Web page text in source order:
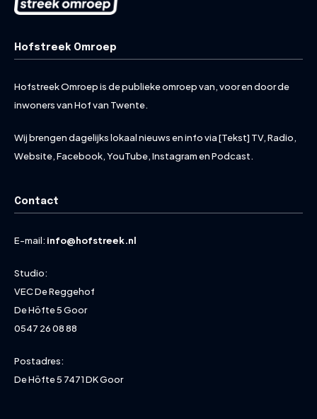
Hofstreek Omroep
Hofstreek Omroep is de publieke omroep van, voor en door de
inwoners van Hof van Twente.
Wij brengen dagelijks lokaal nieuws en info via [Tekst] TV, Radio,
Website, Facebook, YouTube, Instagram en Podcast.
Contact
E-mail: info@hofstreek.nl
Studio:
VEC De Reggehof
De Höfte 5 Goor
0547 26 08 88
Postadres:
De Höfte 5 7471 DK Goor